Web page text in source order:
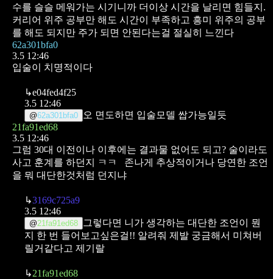
수를 슬슬 메워가는 시기니까 더이상 시간을 날리면 힘들지.
커리어 위주 공부만 해도 시간이 부족하고 흥미 위주의 공부
를 해도 되지만 주가 되면 안된다는걸 절실히 느낀다
62a301bfa0
3.5 12:46
입술이 치명적이다
↳e04fed4f25
3.5 12:46
@62a301bfa0
오 면도하면 입술모델 쌉가능일듯
21fa91ed68
3.5 12:46
그럼 30대 이전이나 이후에는 결과물 없어도 되고? 술이라도
사고 훈계를 하던지 ㅋㅋ
존나게 추상적이거나 당연한 조언
을 뭐 대단한것처럼 던지냐
↳3169c725a9
3.5 12:46
@21fa91ed68
그렇다면 니가 생각하는 대단한 조언이 뭔
지 한 번 들어보고싶은걸!! 알려줘 제발 궁금해서 미쳐버
릴거같다고 제기랄
↳21fa91ed68